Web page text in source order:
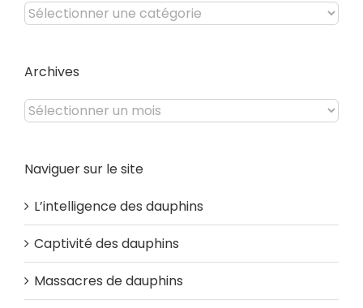
Catégories
du
Archives
Archives
Naviguer sur le site
L’intelligence des dauphins
Captivité des dauphins
Massacres de dauphins